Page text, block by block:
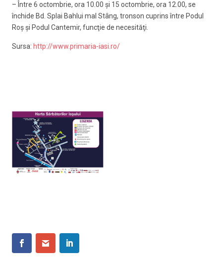
– Între 6 octombrie, ora 10.00 şi 15 octombrie, ora 12.00, se
închide Bd. Splai Bahlui mal Stâng, tronson cuprins între Podul
Roş şi Podul Cantemir, funcţie de necesităţi.
Sursa: http://www.primaria-iasi.ro/